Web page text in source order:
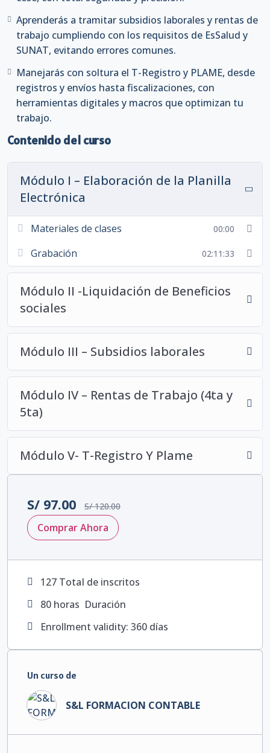
Aprenderás a tramitar subsidios laborales y rentas de
trabajo cumpliendo con los requisitos de EsSalud y
SUNAT, evitando errores comunes.
Manejarás con soltura el T-Registro y PLAME, desde
registros y envíos hasta fiscalizaciones, con
herramientas digitales y macros que optimizan tu
trabajo.
Contenido del curso
Módulo I – Elaboración de la Planilla
Electrónica
Materiales de clases 00:00
Grabación 02:11:33
Módulo II -Liquidación de Beneficios
sociales
Módulo III – Subsidios laborales
Módulo IV – Rentas de Trabajo (4ta y
5ta)
Módulo V- T-Registro Y Plame
S/ 97.00 S/120.00
Comprar Ahora
127 TotaI de inscritos
80 horas Duración
Enrollment validity: 360 días
Un curso de
S&L FORMACION CONTABLE